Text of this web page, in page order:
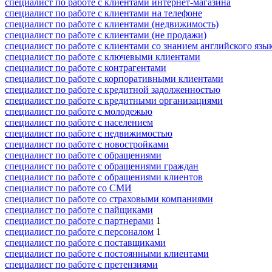
специалист по работе с клиентами на телефоне
специалист по работе с клиентами (недвижимость)
специалист по работе с клиентами (не продажи)
специалист по работе с клиентами со знанием английского
специалист по работе с ключевыми клиентами
специалист по работе с контрагентами
специалист по работе с корпоративными клиентами
специалист по работе с кредитной задолженностью
специалист по работе с кредитными организациями
специалист по работе с молодежью
специалист по работе с населением
специалист по работе с недвижимостью
специалист по работе с новостройками
специалист по работе с обращениями
специалист по работе с обращениями граждан
специалист по работе с обращениями клиентов
специалист по работе со СМИ
специалист по работе со страховыми компаниями
специалист по работе с пайщиками
специалист по работе с партнерами 1
специалист по работе с персоналом 1
специалист по работе с поставщиками
специалист по работе с постоянными клиентами
специалист по работе с претензиями